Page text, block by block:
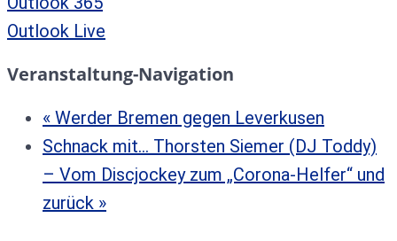
Outlook Live
Veranstaltung-Navigation
« Werder Bremen gegen Leverkusen
Schnack mit… Thorsten Siemer (DJ Toddy)
– Vom Discjockey zum „Corona-Helfer“ und
zurück »